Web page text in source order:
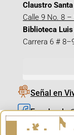
Claustro
Calle 9 No. 8 –
Biblioteca
Carrera 6 #
Señal en